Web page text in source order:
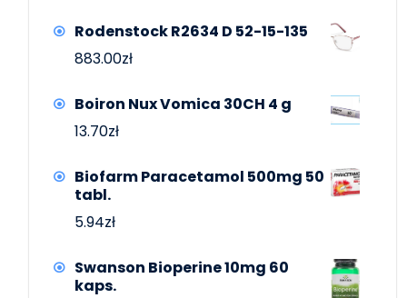
Rodenstock R2634 D 52-15-135
883.00zł
Boiron Nux Vomica 30CH 4 g
13.70zł
Biofarm Paracetamol 500mg 50
tabl.
5.94zł
Swanson Bioperine 10mg 60
kaps.